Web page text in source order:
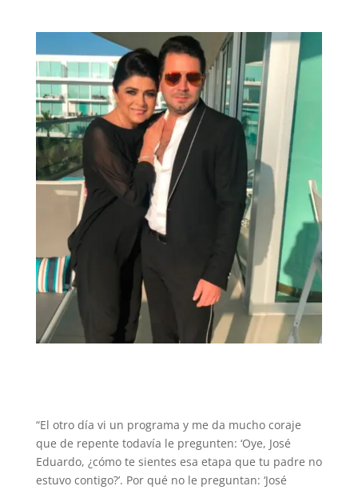
“El otro día vi un programa y me da mucho coraje
que de repente todavía le pregunten: ‘Oye, José
Eduardo, ¿cómo te sientes esa etapa que tu padre no
estuvo contigo?’. Por qué no le preguntan: ‘José